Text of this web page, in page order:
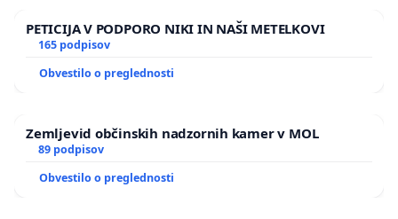
PETICIJA V PODPORO NIKI IN NAŠI METELKOVI
165 podpisov
Obvestilo o preglednosti
Zemljevid občinskih nadzornih kamer v MOL
89 podpisov
Obvestilo o preglednosti